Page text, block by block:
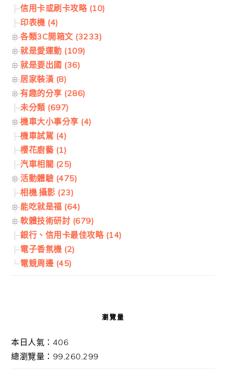
信用卡或刷卡攻略 (10)
印表機 (4)
各類3C開箱文 (3233)
就是愛運動 (109)
就是要出國 (36)
居家裝潢 (8)
有趣的分享 (286)
未分類 (697)
機車大小事分享 (4)
機車試駕 (4)
櫻花廚藝 (1)
汽車相關 (25)
活動體驗 (475)
相機.攝影 (23)
能吃就是福 (64)
軟體技術研討 (679)
銀行、信用卡最佳攻略 (14)
電子香氛機 (2)
電競周邊 (45)
瀏覽量
本日人氣：406
總瀏覽量：99,260,299